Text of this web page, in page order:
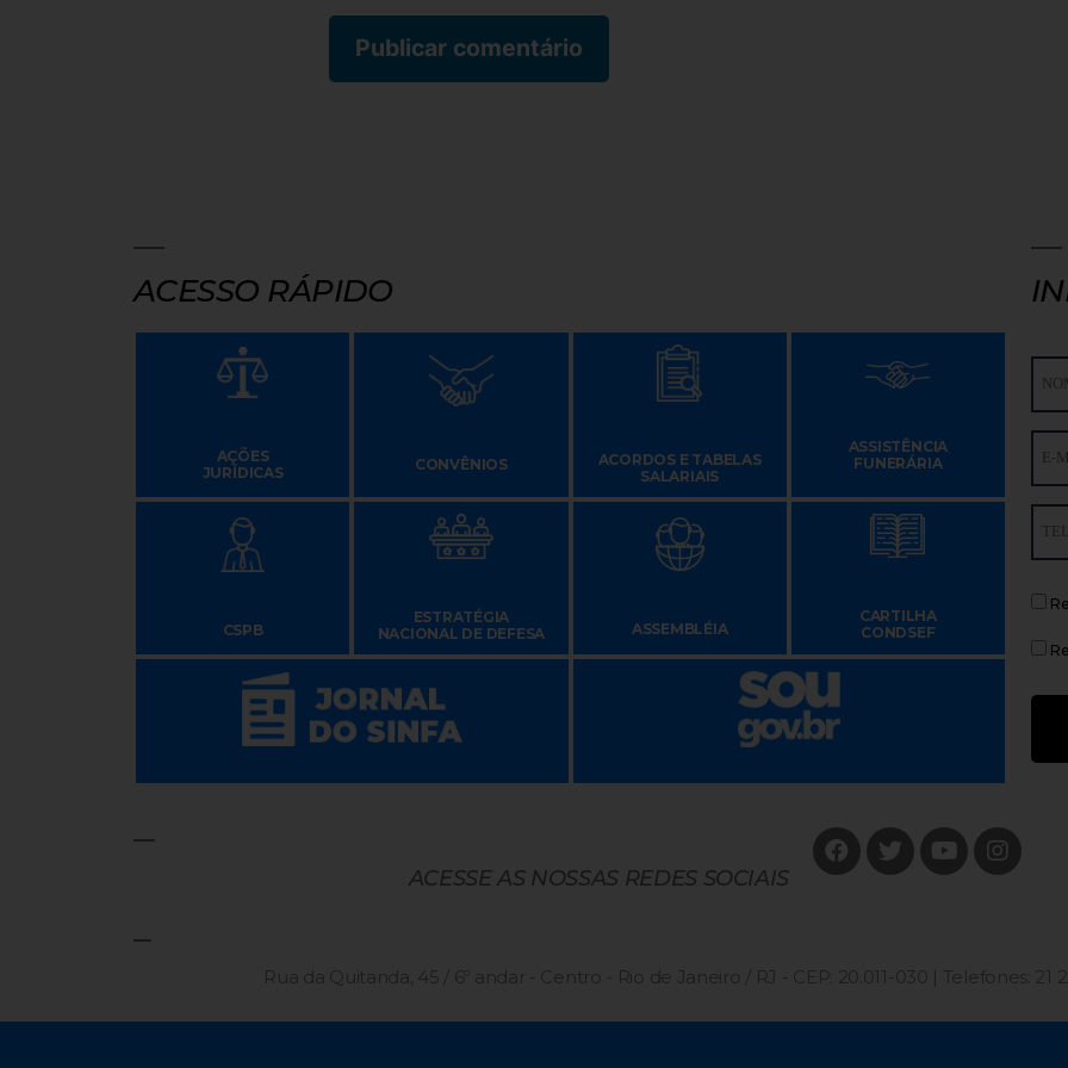
ACESSO RÁPIDO
AÇÕES
JURÍDICAS
CONVÊNIOS
ACORDOS E TABELAS
SALARIAIS
ASSISTÊNCIA
FUNERÁRIA
CSPB
ESTRATÉGIA
NACIONAL DE DEFESA
ASSEMBLÉIA
CARTILHA
CONDSEF
ACESSE AS NOSSAS REDES SOCIAIS
Rua da Quitanda, 45 / 6º andar - Centro - Rio de Janeiro / RJ - CEP: 20.011-030 | Telefones: 21